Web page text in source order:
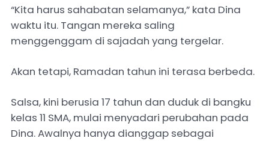
“Kita harus sahabatan selamanya,” kata Dina
waktu itu. Tangan mereka saling
menggenggam di sajadah yang tergelar.
Akan tetapi, Ramadan tahun ini terasa berbeda.
Salsa, kini berusia 17 tahun dan duduk di bangku
kelas 11 SMA, mulai menyadari perubahan pada
Dina. Awalnya hanya dianggap sebagai